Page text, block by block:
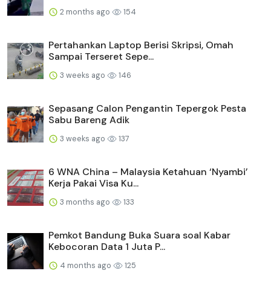
2 months ago 154
Pertahankan Laptop Berisi Skripsi, Omah
Sampai Terseret Sepe...
3 weeks ago 146
Sepasang Calon Pengantin Tepergok Pesta
Sabu Bareng Adik
3 weeks ago 137
6 WNA China – Malaysia Ketahuan ‘Nyambi’
Kerja Pakai Visa Ku...
3 months ago 133
Pemkot Bandung Buka Suara soal Kabar
Kebocoran Data 1 Juta P...
4 months ago 125